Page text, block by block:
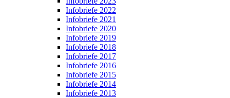
Infobriefe 2022
Infobriefe 2021
Infobriefe 2020
Infobriefe 2019
Infobriefe 2018
Infobriefe 2017
Infobriefe 2016
Infobriefe 2015
Infobriefe 2014
Infobriefe 2013